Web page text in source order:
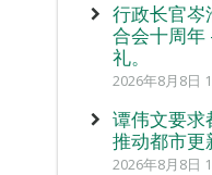
行政长官岑
合会十周年
礼。
2026年8月8日
谭伟文要求
推动都市更
2026年8月8日